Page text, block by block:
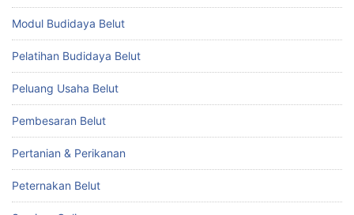
Modul Budidaya Belut
Pelatihan Budidaya Belut
Peluang Usaha Belut
Pembesaran Belut
Pertanian & Perikanan
Peternakan Belut